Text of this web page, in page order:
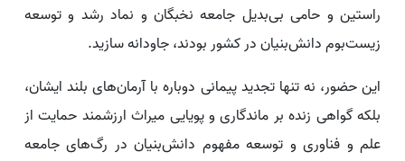
راستین و حامی بی‌بدیل جامعه نخبگان و نماد رشد و توسعه‌
زیست‌بوم دانش‌بنیان در کشور بودند، جاودانه سازید.
این حضور، نه تنها تجدید پیمانی دوباره با آرمان‌های بلند ایشان،
بلکه گواهی زنده بر ماندگاری و پویایی میراث ارزشمند حمایت از
علم و فناوری و توسعه مفهوم دانش‌بنیان در رگ‌های جامعه‌